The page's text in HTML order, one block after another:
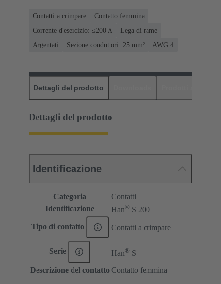
Contatti a crimpare
Contatto femmina
Corrente d'esercizio: ≤200 A
Lega di rame
Argentati
Sezione conduttori: 25 mm² AWG 4
Dettagli del prodotto
Dettagli del prodotto
Identificazione
Categoria
Contatti
Identificazione
Han® S 200
Tipo di contatto Contatti a crimpare
Serie Han® S
Descrizione del contatto Contatto femmina